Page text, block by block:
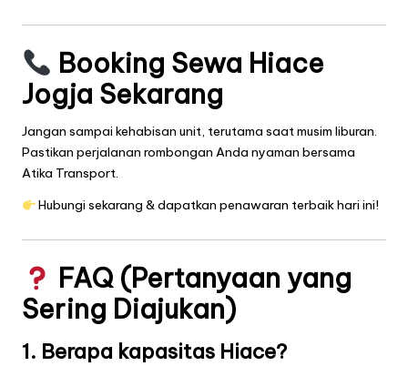
Booking Sewa Hiace
Jogja Sekarang
Jangan sampai kehabisan unit, terutama saat musim liburan.
Pastikan perjalanan rombongan Anda nyaman bersama
Atika Transport.
Hubungi sekarang & dapatkan penawaran terbaik hari ini!
FAQ (Pertanyaan yang
Sering Diajukan)
1. Berapa kapasitas Hiace?